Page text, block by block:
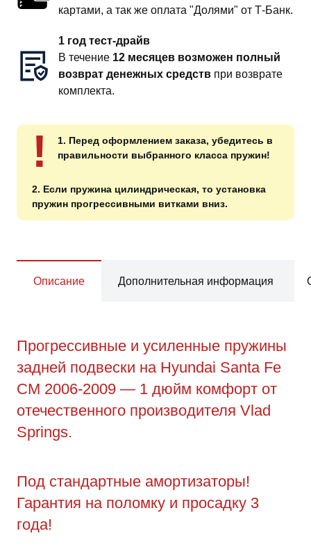
картами, а так же оплата "Долями" от Т-Банк.
1 год тест-драйв
В течение 12 месяцев возможен полный
возврат денежных средств при возврате
комплекта.
!
1. Перед оформлением заказа, убедитесь в
правильности выбранного класса пружин!
2. Если пружина цилиндрическая, то установка
пружин прогрессивными витками вниз.
Описание Дополнительная информация
Прогрессивные и усиленные пружины
задней подвески на Hyundai Santa Fe
CM 2006-2009 — 1 дюйм комфорт от
отечественного производителя Vlad
Springs.
Под стандартные амортизаторы!
Гарантия на поломку и просадку 3
года!